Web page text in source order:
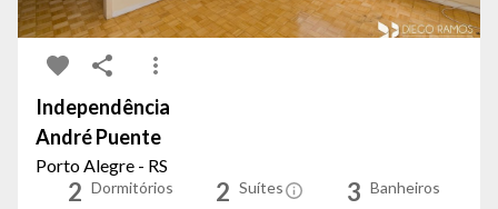
Independência
André Puente
Porto Alegre - RS
2 Dormitórios 2 Suítes 3 Banheiros